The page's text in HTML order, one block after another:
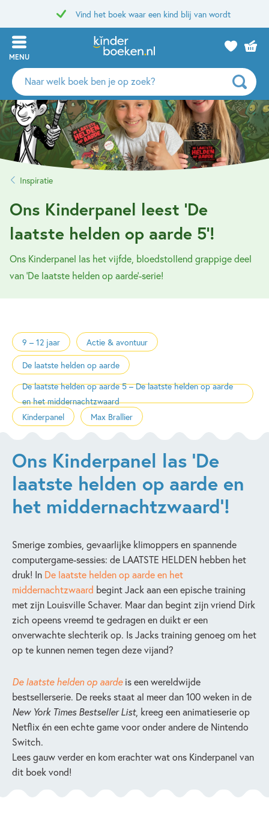
Vind het boek waar een kind blij van wordt
MENU
Zoeken
naar
boeken,
auteurs
en
uitgevers
Inspiratie
Ons Kinderpanel leest ‘De
laatste helden op aarde 5’!
Ons Kinderpanel las het vijfde, bloedstollend grappige deel
van 'De laatste helden op aarde'-serie!
9 – 12 jaar
Actie & avontuur
De laatste helden op aarde
De laatste helden op aarde 5 – De laatste helden op aarde
en het middernachtzwaard
Kinderpanel
Max Brallier
Ons Kinderpanel las 'De
laatste helden op aarde en
het middernachtzwaard'!
Smerige zombies, gevaarlijke klimoppers en spannende
computergame-sessies: de LAATSTE HELDEN hebben het
druk! In De laatste helden op aarde en het
middernachtzwaard begint Jack aan een epische training
met zijn Louisville Schaver. Maar dan begint zijn vriend Dirk
zich opeens vreemd te gedragen en duikt er een
onverwachte slechterik op. Is Jacks training genoeg om het
op te kunnen nemen tegen deze vijand?
De laatste helden op aardeis een wereldwijde
bestsellerserie. De reeks staat al meer dan 100 weken in de
New York Times Bestseller List, kreeg een animatieserie op
Netflix én een echte game voor onder andere de Nintendo
Switch.
Lees gauw verder en kom erachter wat ons Kinderpanel van
dit boek vond!